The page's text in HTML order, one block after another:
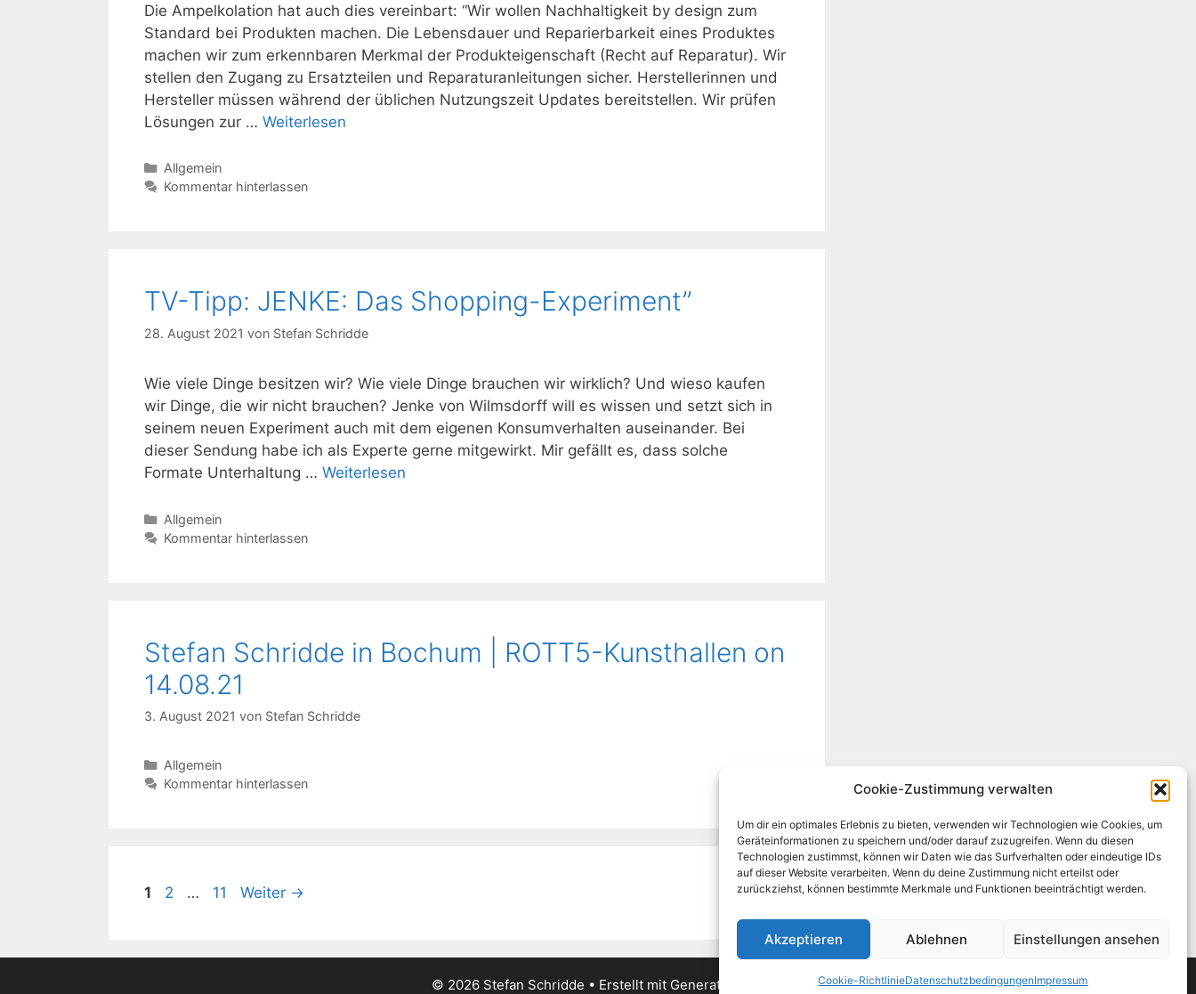
Cookie-Zustimmung verwalten
Um dir ein optimales Erlebnis zu bieten, verwenden wir Technologien wie Cookies, um
Geräteinformationen zu speichern und/oder darauf zuzugreifen. Wenn du diesen
Technologien zustimmst, können wir Daten wie das Surfverhalten oder eindeutige IDs
auf dieser Website verarbeiten. Wenn du deine Zustimmung nicht erteilst oder
zurückziehst, können bestimmte Merkmale und Funktionen beeinträchtigt werden.
Akzeptieren Ablehnen Einstellungen ansehen
Cookie-RichtlinieDatenschutzbedingungenImpressum
Die Ampelkolation hat auch dies vereinbart: “Wir wollen Nachhaltigkeit by design zum
Standard bei Produkten machen. Die Lebensdauer und Reparierbarkeit eines Produktes
machen wir zum erkennbaren Merkmal der Produkteigenschaft (Recht auf Reparatur). Wir
stellen den Zugang zu Ersatzteilen und Reparaturanleitungen sicher. Herstellerinnen und
Hersteller müssen während der üblichen Nutzungszeit Updates bereitstellen. Wir prüfen
Lösungen zur … Weiterlesen
Kategorien
Allgemein
Kommentar hinterlassen
TV-Tipp: JENKE: Das Shopping-Experiment”
28. August 2021 von Stefan Schridde
Wie viele Dinge besitzen wir? Wie viele Dinge brauchen wir wirklich? Und wieso kaufen
wir Dinge, die wir nicht brauchen? Jenke von Wilmsdorff will es wissen und setzt sich in
seinem neuen Experiment auch mit dem eigenen Konsumverhalten auseinander. Bei
dieser Sendung habe ich als Experte gerne mitgewirkt. Mir gefällt es, dass solche
Formate Unterhaltung … Weiterlesen
Kategorien
Allgemein
Kommentar hinterlassen
Stefan Schridde in Bochum | ROTT5-Kunsthallen on
14.08.21
3. August 2021 von Stefan Schridde
Kategorien
Allgemein
Kommentar hinterlassen
Seite
1 Seite
2 … Seite
11 Weiter →
© 2026 Stefan Schridde • Erstellt mit GeneratePress